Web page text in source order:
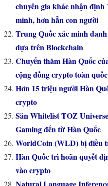
chuyên gia khác nhận
minh, hơn hẳn con người
Trung Quốc xác minh
dựa trên Blockchain
Chuyến thăm Hàn Quốc
cộng đồng crypto toàn quốc
Hơn 15 triệu người Hàn
crypto
Săn Whitelist TOZ
Gaming đến từ Hàn Quốc
WorldCoin (WLD) bị điều
Hàn Quốc trì hoãn quyết
vào crypto